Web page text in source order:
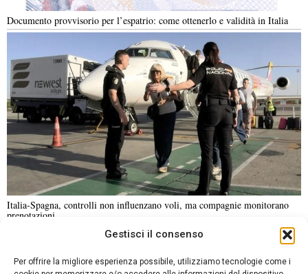
Gestisci il consenso
Per offrire la migliore esperienza possibile, utilizziamo tecnologie come i
Documento provvisorio per l’espatrio: come ottenerlo e validità in Italia
Italia-Spagna, controlli non influenzano voli, ma compagnie monitorano
prenotazioni
ANALISI E OPINIONI
SPORT CULTURA VIAGGI